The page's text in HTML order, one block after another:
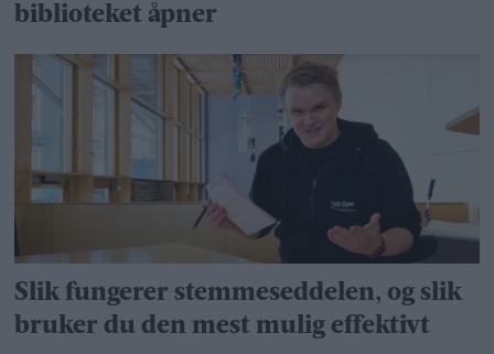
biblioteket åpner
Slik fungerer stemme­seddelen, og slik
bruker du den mest mulig effektivt